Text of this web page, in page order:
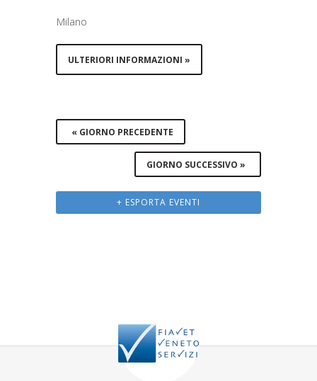
Milano
ULTERIORI INFORMAZIONI »
« GIORNO PRECEDENTE
GIORNO SUCCESSIVO »
+ ESPORTA EVENTI